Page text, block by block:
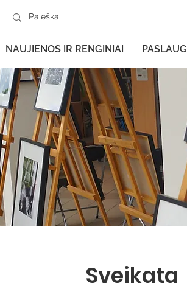
NAUJIENOS IR RENGINIAI
Sveikata